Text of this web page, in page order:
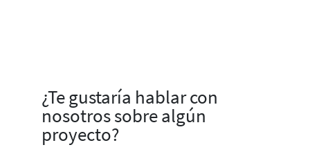
¿Te gustaría hablar con
nosotros sobre algún
proyecto?